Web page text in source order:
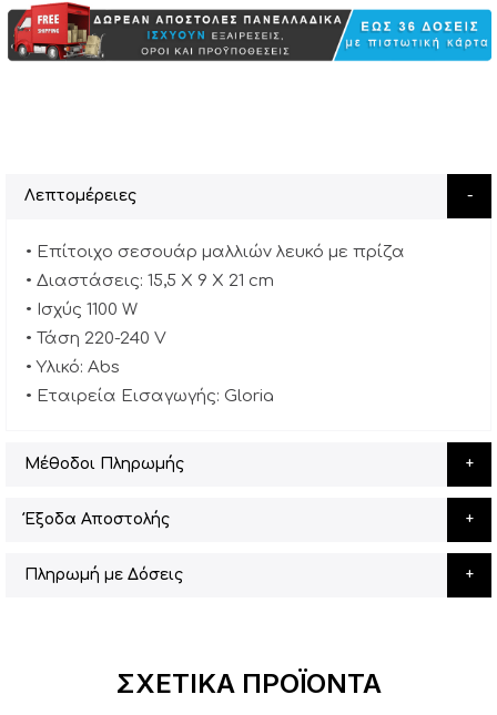
Λεπτομέρειες
• Επίτοιχο σεσουάρ μαλλιών λευκό με πρίζα
• Διαστάσεις: 15,5 Χ 9 X 21 cm
• Ισχύς 1100 W
• Τάση 220-240 V
• Υλικό: Abs
• Εταιρεία Εισαγωγής: Gloria
Μέθοδοι Πληρωμής
Έξοδα Αποστολής
Πληρωμή με Δόσεις
ΣΧΕΤΙΚΆ ΠΡΟΪΌΝΤΑ